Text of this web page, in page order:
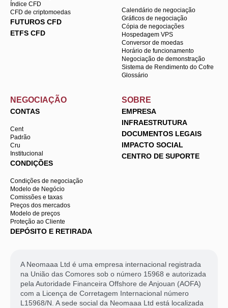
Índice CFD
CFD de criptomoedas
FUTUROS CFD
ETFS CFD
Calendário de negociação
Gráficos de negociação
Cópia de negociações
Hospedagem VPS
Conversor de moedas
Horário de funcionamento
Negociação de demonstração
Sistema de Rendimento do Cofre
Glossário
NEGOCIAÇÃO
CONTAS
Cent
Padrão
Cru
Institucional
CONDIÇÕES
Condições de negociação
Modelo de Negócio
Comissões e taxas
Preços dos mercados
Modelo de preços
Proteção ao Cliente
DEPÓSITO E RETIRADA
SOBRE
EMPRESA
INFRAESTRUTURA
DOCUMENTOS LEGAIS
IMPACTO SOCIAL
CENTRO DE SUPORTE
A Neomaaa Ltd é uma empresa internacional registrada
na União das Comores sob o número 15968 e autorizada
pela Autoridade Financeira Offshore de Anjouan (AOFA)
com a Licença de Corretagem Internacional número
L15968/N. A sede social da Neomaaa Ltd está localizada